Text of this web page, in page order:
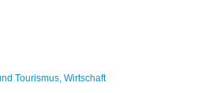
Tourismus,Wirtschaft